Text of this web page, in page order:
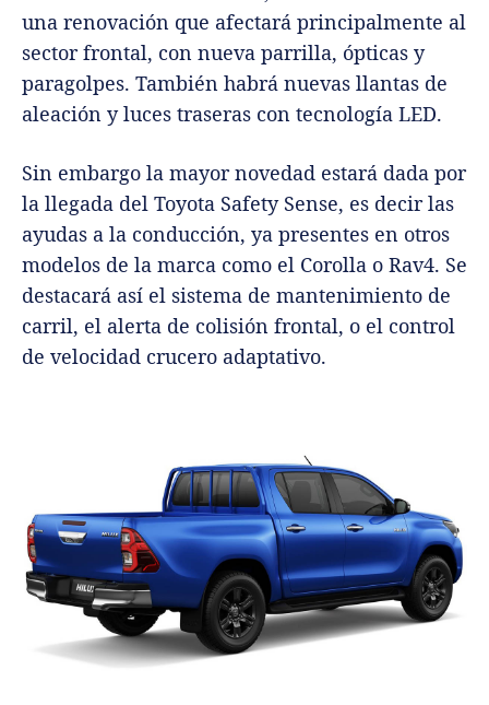
una renovación que afectará principalmente al
sector frontal, con nueva parrilla, ópticas y
paragolpes. También habrá nuevas llantas de
aleación y luces traseras con tecnología LED.
Sin embargo la mayor novedad estará dada por
la llegada del Toyota Safety Sense, es decir las
ayudas a la conducción, ya presentes en otros
modelos de la marca como el Corolla o Rav4. Se
destacará así el sistema de mantenimiento de
carril, el alerta de colisión frontal, o el control
de velocidad crucero adaptativo.